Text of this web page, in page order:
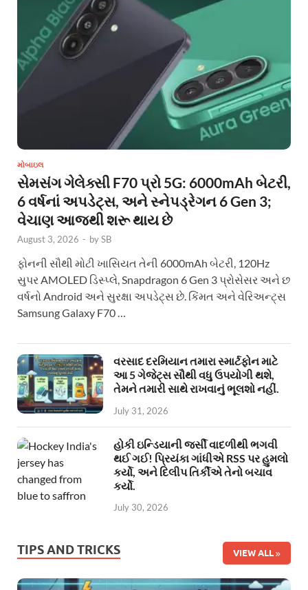
મોબાઇલ
સેમસંગ ગેલેક્સી F70 પ્રો 5G: 6000mAh બેટરી,
6 વર્ષનાં અપડેટ્સ, અને સ્નેપડ્રેગન 6 Gen 3;
વેચાણ આજથી શરૂ થાય છે
August 3, 2026 - bySB
ફોનની સૌથી મોટી ખાસિયત તેની 6000mAh બેટરી, 120Hz
સુપર AMOLED ડિસ્પ્લે, Snapdragon 6 Gen 3 પ્રોસેસર અને છ
વર્ષનો Android અને સુરક્ષા અપડેટ્સ છે. કિંમત અને વેરિઅન્ટ્સ
Samsung Galaxy F70 …
વરસાદ દરમિયાન તમારા સ્માર્ટફોન માટે
આ 5 ગેજેટ્સ સૌથી વધુ ઉપયોગી થશે,
તેમને તમારી સાથે રાખવાનું ભૂલશો નહીં.
July 31, 2026
હોકી ઇન્ડિયાની જર્સી વાદળીથી ભગવી
થઈ ગઈ! પ્રિયંકા ગાંધીએ RSS પર હુમલો
કર્યો, અને દિલીપ તિર્કીએ તેનો બચાવ
કર્યો.
July 30, 2026
TIPS AND TRICKS VIEW ALL